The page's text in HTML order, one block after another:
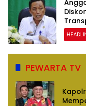
PEWARTA TV